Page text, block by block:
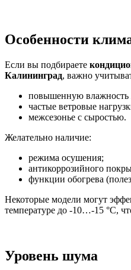
Особенности
Если вы подбираете
Калининград, важно
повышенную влажность
частые ветровые
межсезонье с сыростью.
Желательно наличие:
режима осушения;
антикоррозийного
функции обогрева
Некоторые модели могут
температуре до -10…-15 °C,
Уровень шума